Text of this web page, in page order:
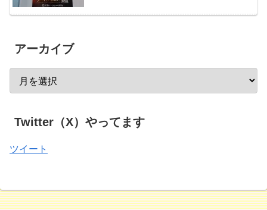
アーカイブ
Twitter（X）やってます
ツイート